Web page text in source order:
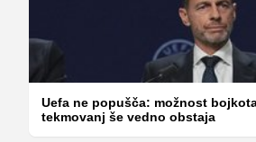
Uefa ne popušča: možnost
tekmovanj še vedno obstaja